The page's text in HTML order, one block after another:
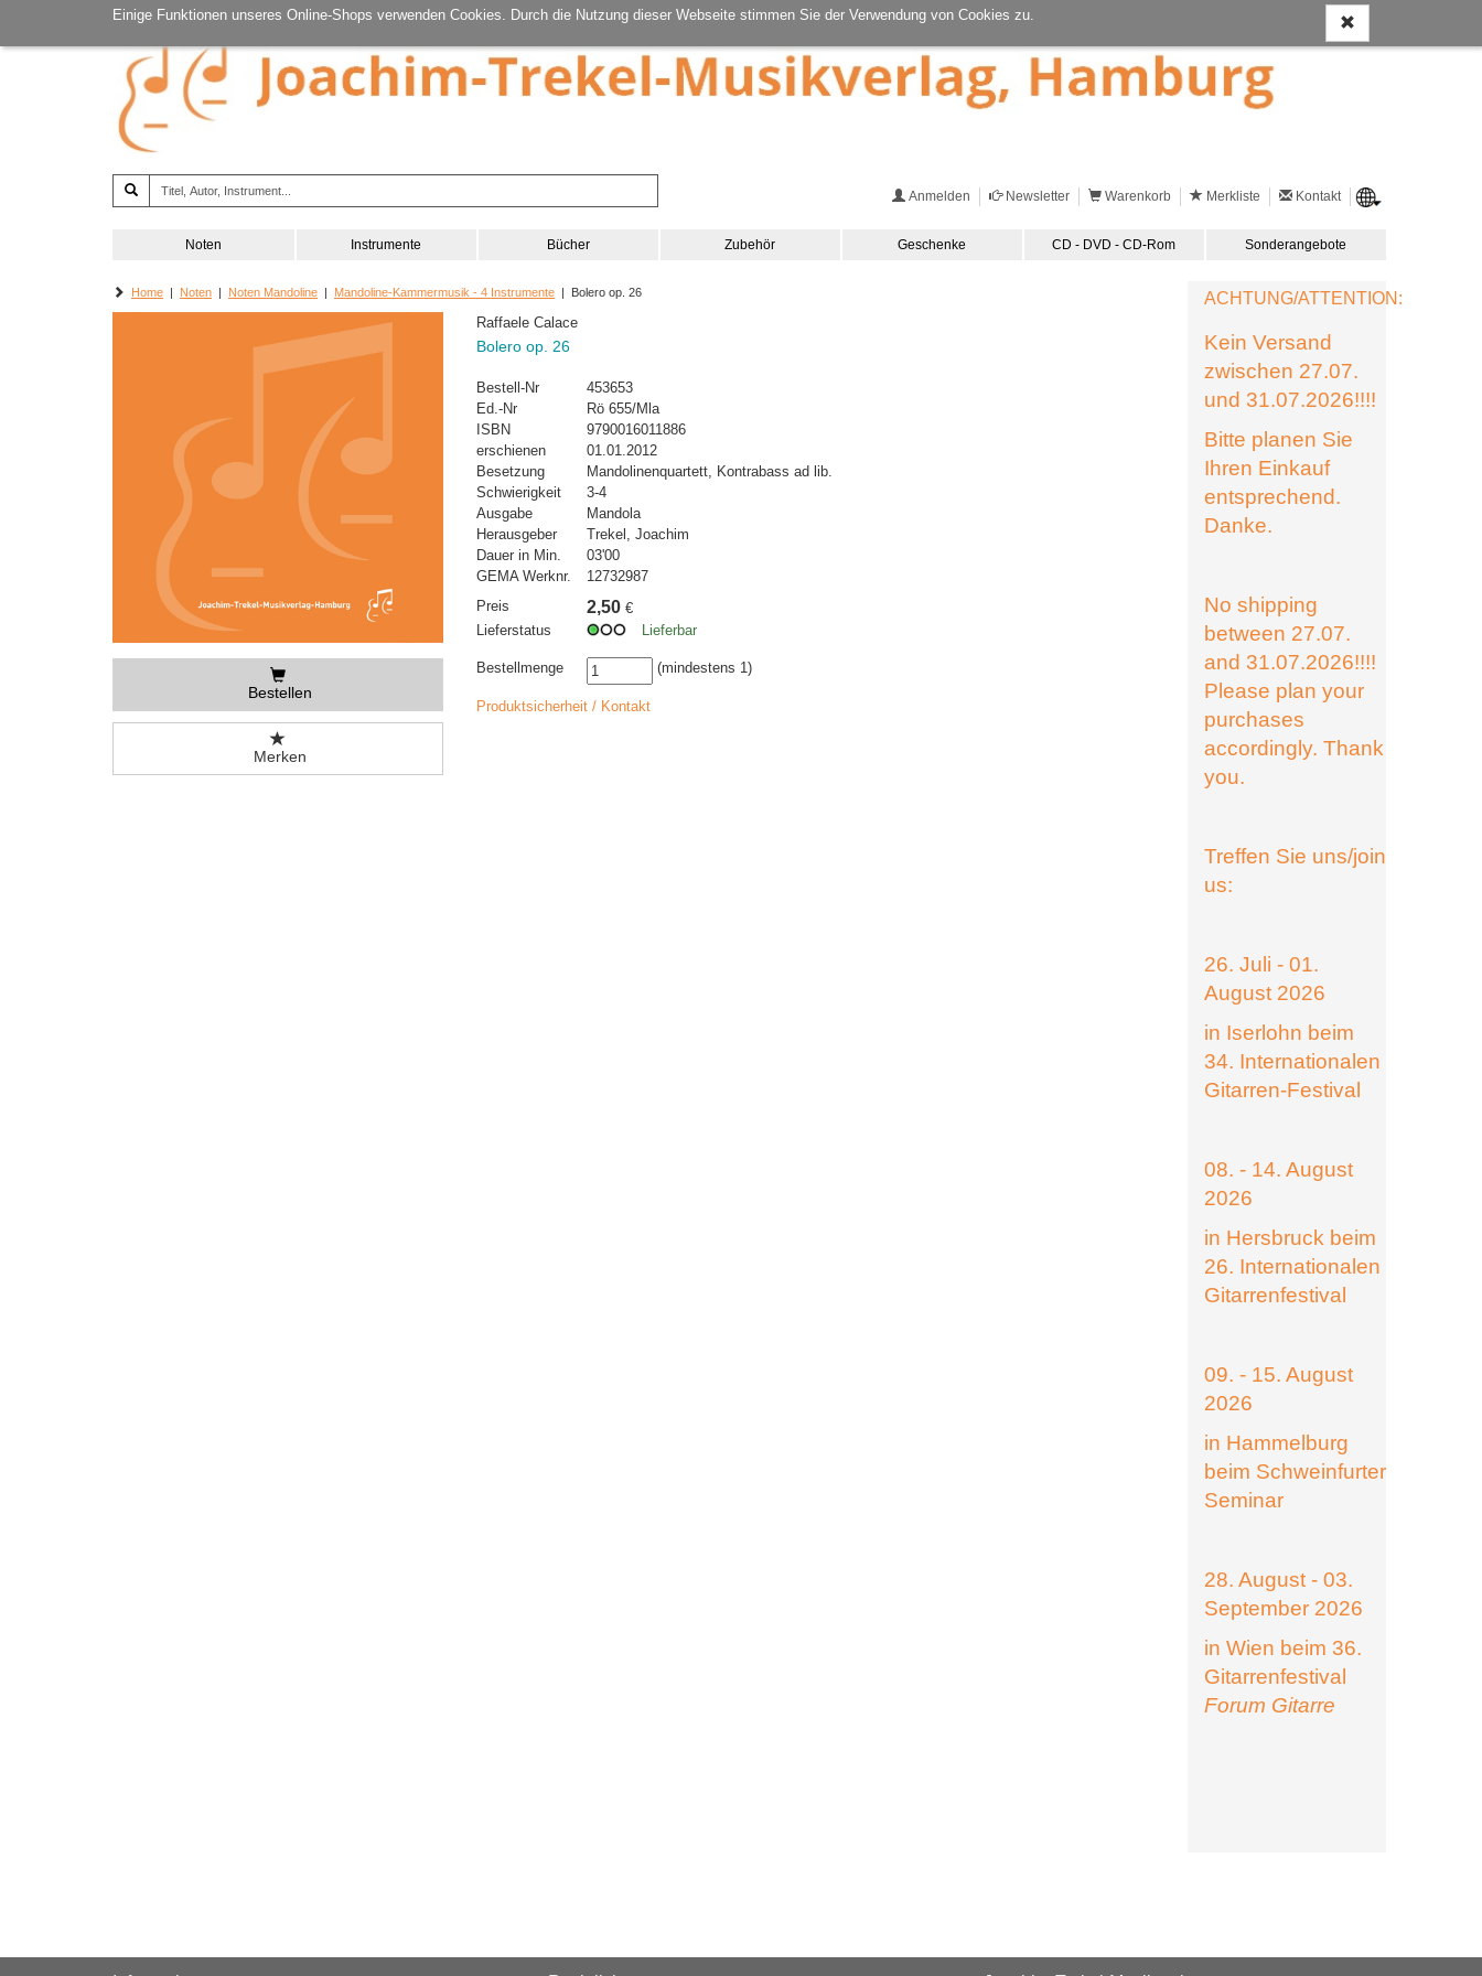
Einige Funktionen unseres Online-Shops verwenden Cookies. Durch die Nutzung dieser Webseite stimmen Sie der Verwendung von Cookies zu.
Anmelden Newsletter Warenkorb Merkliste Kontakt
Noten Instrumente Bücher Zubehör Geschenke CD - DVD - CD-Rom Sonderangebote
Home | Noten | Noten Mandoline | Mandoline-Kammermusik - 4 Instrumente | Bolero op. 26
Bestellen
Merken
Raffaele Calace
Bolero op. 26
Bestell-Nr
453653
Ed.-Nr
Rö 655/Mla
ISBN
9790016011886
erschienen
01.01.2012
Besetzung
Mandolinenquartett, Kontrabass ad lib.
Schwierigkeit
3-4
Ausgabe
Mandola
Herausgeber
Trekel, Joachim
Dauer in Min.
03'00
GEMA Werknr.
12732987
Preis
2,50 €
Lieferstatus
Lieferbar
Bestellmenge (mindestens 1)
Produktsicherheit / Kontakt
ACHTUNG/ATTENTION:
Kein Versand
zwischen 27.07.
und 31.07.2026!!!!
Bitte planen Sie
Ihren Einkauf
entsprechend.
Danke.
No shipping
between 27.07.
and 31.07.2026!!!!
Please plan your
purchases
accordingly. Thank
you.
Treffen Sie uns/join
us:
26. Juli - 01.
August 2026
in Iserlohn beim
34. Internationalen
Gitarren-Festival
08. - 14. August
2026
in Hersbruck beim
26. Internationalen
Gitarrenfestival
09. - 15. August
2026
in Hammelburg
beim Schweinfurter
Seminar
28. August - 03.
September 2026
in Wien beim 36.
Gitarrenfestival
Forum Gitarre